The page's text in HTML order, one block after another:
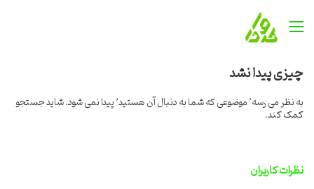
منو
چیزی پیدا نشد
به نظر می رسه’ موضوعی که شما به دنبال آن هستید’ پیدا نمی شود. شاید جستجو
کمک کند.
نظرات کاربران